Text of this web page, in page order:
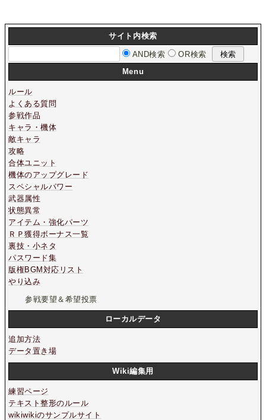
サイト内検索
AND検索
OR検索
Menu
ルール
よくある質問
参戦作品
キャラ・機体
敵キャラ
攻略
合体ユニット
機体のアップグレード
スペシャルパワー
武器属性
状態異常
アイテム・強化パーツ
ＲＰ獲得ボーナス一覧
裏技・小ネタ
パスワード集
版権BGM対応リスト
やり込み
参戦要望＆希望投票
ローカルデータ
追加方法
データ置き場
Wiki編集用
練習ページ
テキスト整形のルール
wikiwikiのサンプルサイト